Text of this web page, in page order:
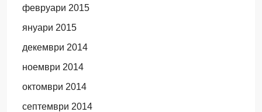
февруари 2015
януари 2015
декември 2014
ноември 2014
октомври 2014
септември 2014